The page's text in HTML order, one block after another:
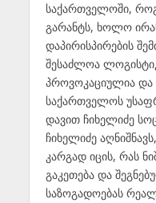
საქართველოში,
გარანტს, ხოლო
დაპირისპირების
შესაძლოა
პროვოკაციულია და
საქართველოს
დავით ჩიხელიძე
ჩიხელიძე
კარგად იცის, რას
გაკეთება და
საზოგადოებას